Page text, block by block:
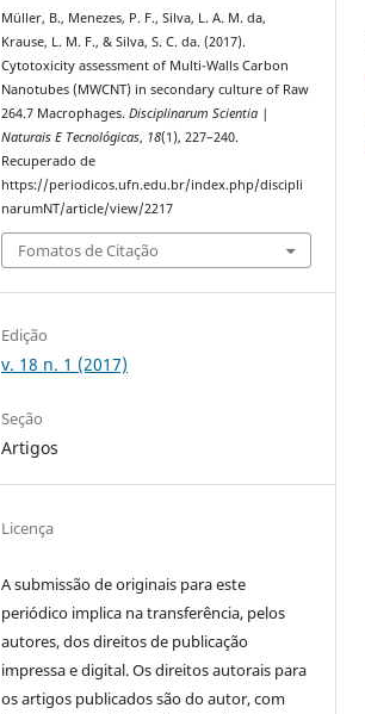
Müller, B., Menezes, P. F., Silva, L. A. M. da,
Krause, L. M. F., & Silva, S. C. da. (2017).
Cytotoxicity assessment of Multi-Walls Carbon
Nanotubes (MWCNT) in secondary culture of Raw
264.7 Macrophages.Disciplinarum Scientia |
Naturais E Tecnológicas, 18(1), 227–240.
Recuperado de
https://periodicos.ufn.edu.br/index.php/discipli
narumNT/article/view/2217
Fomatos de Citação
Edição
v. 18 n. 1 (2017)
Seção
Artigos
Licença
A submissão de originais para este
periódico implica na transferência, pelos
autores, dos direitos de publicação
impressa e digital. Os direitos autorais para
os artigos publicados são do autor, com